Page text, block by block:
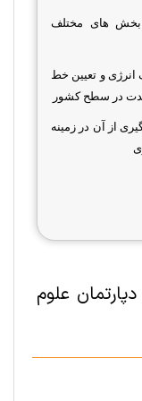
بخش های مختلف
انرژی و تعیین خط
در سطح کشور
از آن در زمینه
علوم